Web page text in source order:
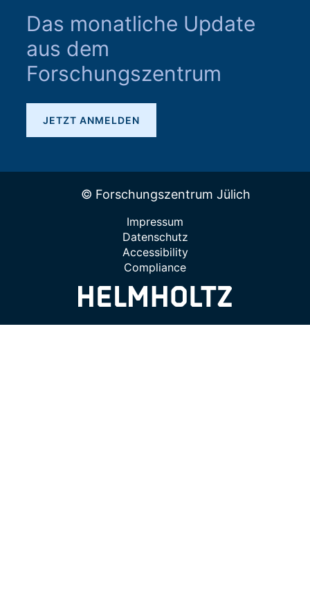
Das monatliche Update
aus dem
Forschungszentrum
JETZT ANMELDEN
© Forschungszentrum Jülich
Impressum
Datenschutz
Accessibility
Compliance